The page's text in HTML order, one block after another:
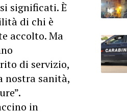
significati. È
di chi è
accolto. Ma
di servizio,
nostra sanità,
in